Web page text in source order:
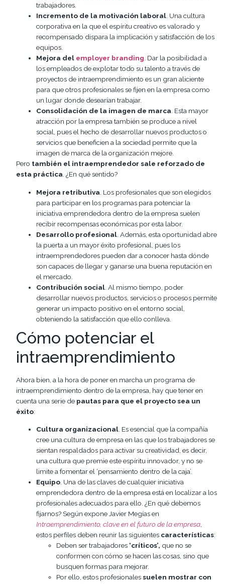
trabajadores.
Incremento de la motivación laboral. Una cultura
corporativa en la que el espíritu creativo es valorado y
recompensado dispara la implicación y satisfacción de los
equipos.
Mejora del employer branding. Dar la posibilidad a
los empleados de explotar todo su talento a través de
proyectos de intraemprendimiento es un gran aliciente
para que otros profesionales se fijen en la empresa como
un lugar donde desearían trabajar.
Consolidación de la imagen de marca. Esta mayor
atracción por la empresa también se produce a nivel
social, pues el hecho de desarrollar nuevos productos o
servicios que beneficien a la sociedad permite que la
imagen de marca de la organización mejore.
Pero también el intraemprendedor sale reforzado de
esta práctica. ¿En qué sentido?
Mejora retributiva . Los profesionales que son elegidos
para participar en los programas para potenciar la
iniciativa emprendedora dentro de la empresa suelen
recibir recompensas económicas por esta labor.
Desarrollo profesional . Además, esta oportunidad abre
la puerta a un mayor éxito profesional, pues los
intraemprendedores pueden dar a conocer hasta dónde
son capaces de llegar y ganarse una buena reputación en
el mercado.
Contribución social . Al mismo tiempo, poder
desarrollar nuevos productos, servicios o procesos permite
generar un impacto positivo en el entorno social,
obteniendo la satisfacción que ello conlleva.
Cómo potenciar el
intraemprendimiento
Ahora bien, a la hora de poner en marcha un programa de
intraemprendimiento dentro de la empresa, hay que tener en
cuenta una serie de pautas para que el proyecto sea un
éxito:
Cultura organizacional . Es esencial que la compañía
cree una cultura de empresa en las que los trabajadores se
sientan respaldados para activar su creatividad, es decir,
una cultura que premie este espíritu innovador, y no se
limite a fomentar el ‘pensamiento dentro de la caja’.
Equipo . Una de las claves de cualquier iniciativa
emprendedora dentro de la empresa está en localizar a los
profesionales adecuados para ello. ¿En qué debemos
fijarnos? Según expone Javier Megías en
Intraemprendimiento, clave en el futuro de la empresa
estos perfiles deben reunir las siguientes características:
Deben ser trabajadores ‘críticos’, que no se
conformen con cómo se hacen las cosas, sino que
busquen formas para mejorar.
Por ello, estos profesionalessuelen mostrar con